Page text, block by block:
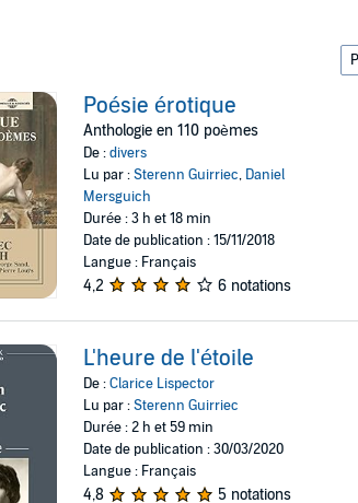
Poésie érotique
Anthologie en 110 poèmes
De :divers
Lu par :Sterenn Guirriec, Daniel
Mersguich
Durée : 3 h et 18 min
Date de publication : 15/11/2018
Langue : Français
4,2 6 notations
L'heure de l'étoile
De :Clarice Lispector
Lu par :Sterenn Guirriec
Durée : 2 h et 59 min
Date de publication : 30/03/2020
Langue : Français
4,8 5 notations